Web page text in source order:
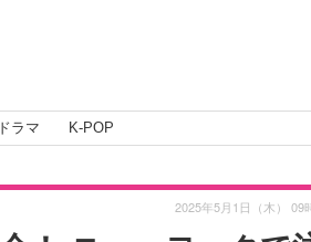
ラマ K-POP
2025年5月1日（木） 09